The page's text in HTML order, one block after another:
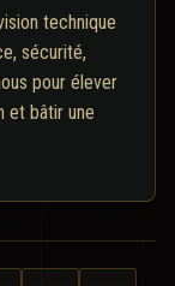
technique
sécurité,
pour élever
et bâtir une